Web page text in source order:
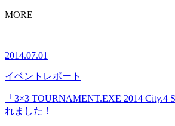
MORE
2014.07.01
イベント レポート
「3×3 TOURNAMENT.EXE 2014 City.4
れました！